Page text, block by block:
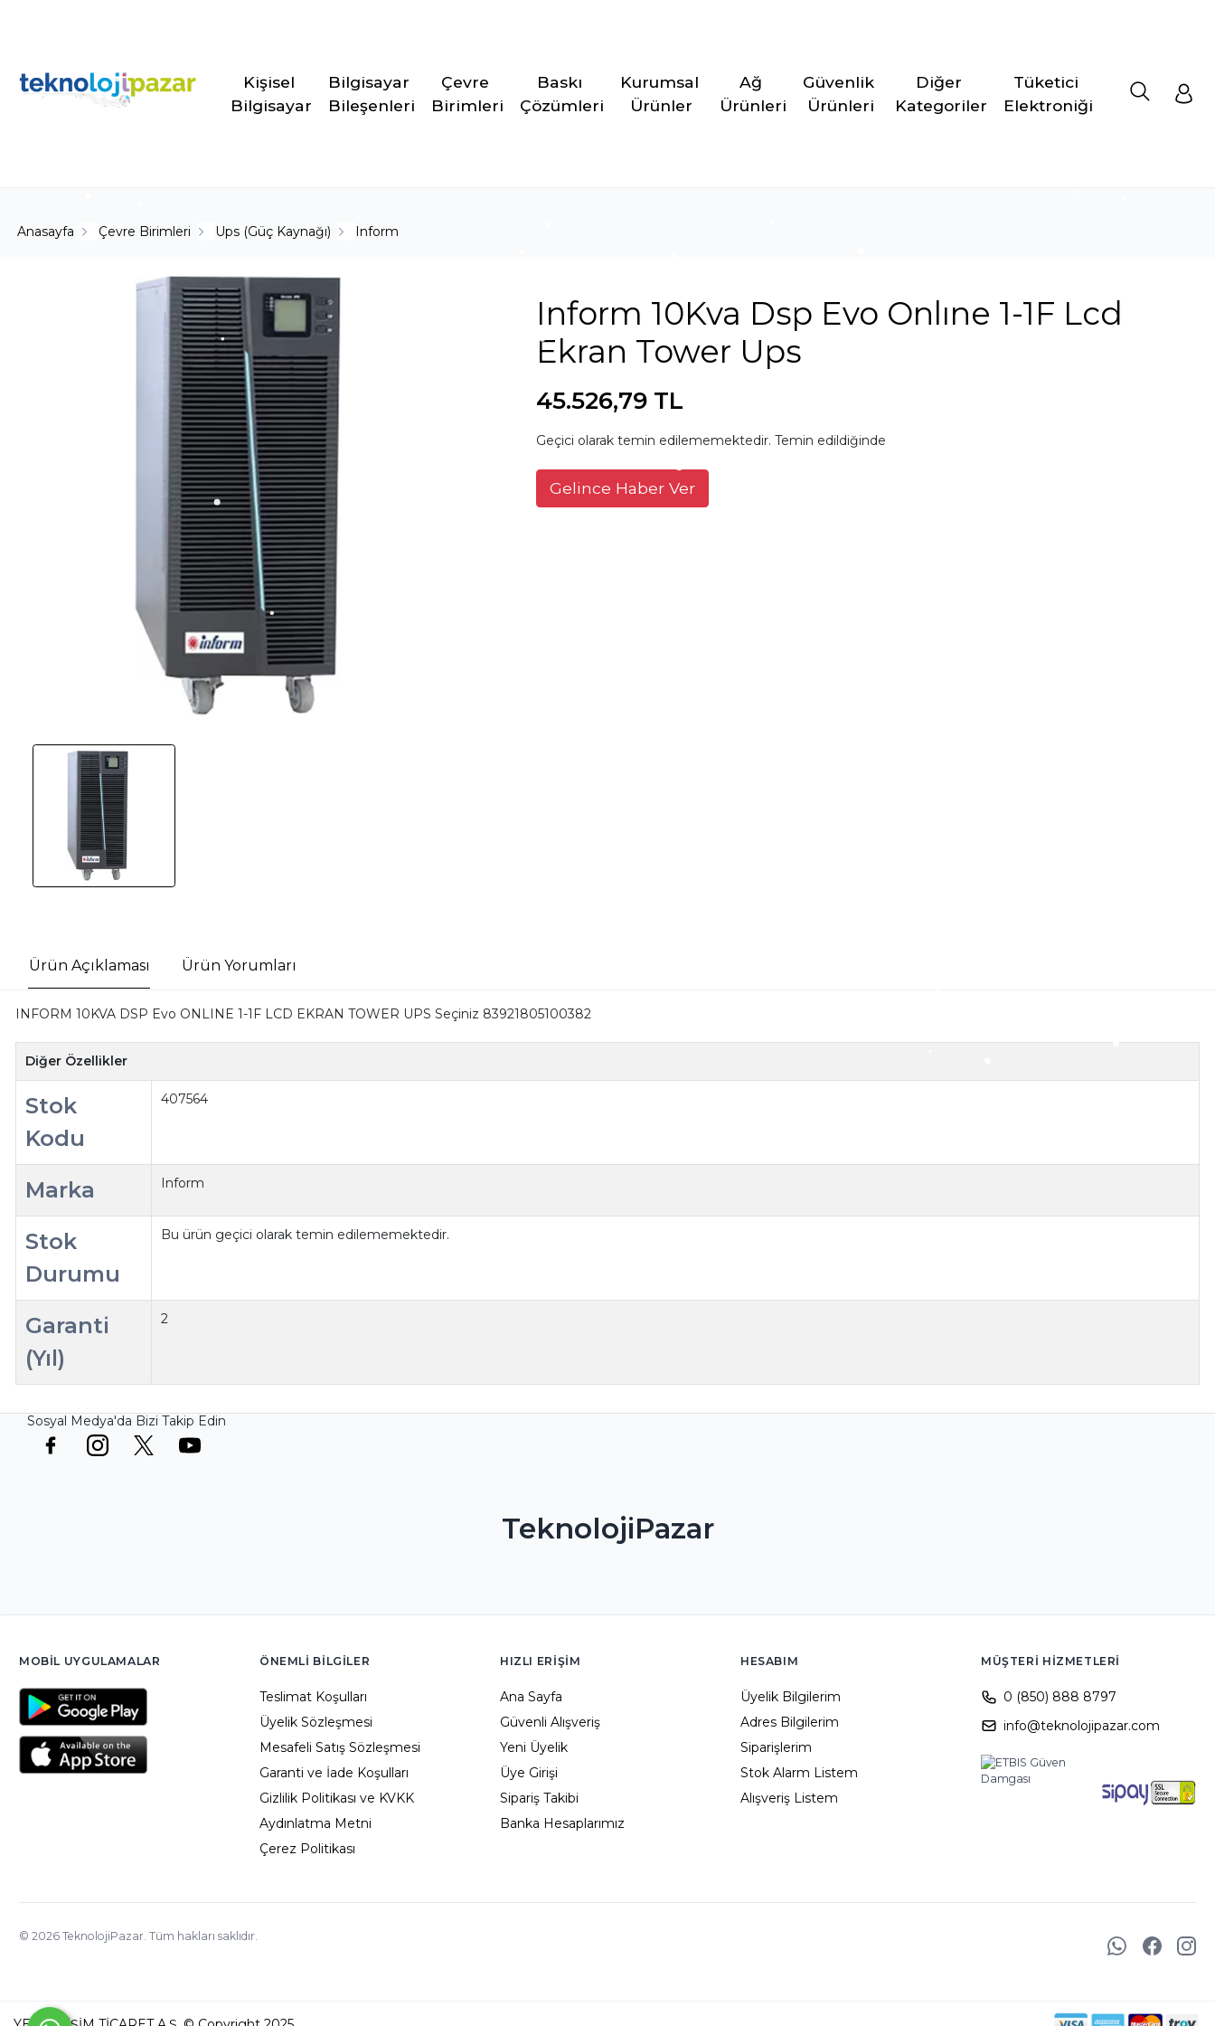
Kişisel
Bilgisayar
Bilgisayar
Bileşenleri
Çevre
Birimleri
Baskı
Çözümleri
Kurumsal
Ürünler
Ağ
Ürünleri
Güvenlik
Ürünleri
Diğer
Kategoriler
Tüketici
Elektroniği
Anasayfa Çevre Birimleri Ups (Güç Kaynağı) Inform
Inform 10Kva Dsp Evo Onlıne 1-1F Lcd
Ekran Tower Ups
45.526,79 TL
Geçici olarak temin edilememektedir. Temin edildiğinde
Gelince Haber Ver
Ürün Açıklaması Ürün Yorumları
INFORM 10KVA DSP Evo ONLINE 1-1F LCD EKRAN TOWER UPS Seçiniz 83921805100382
Diğer Özellikler
Stok
Kodu
407564
Marka Inform
Stok
Durumu
Bu ürün geçici olarak temin edilememektedir.
Garanti
(Yıl)
2
Sosyal Medya'da Bizi Takip Edin
TeknolojiPazar
MOBIL UYGULAMALAR ÖNEMLI BILGILER
Teslimat Koşulları
Üyelik Sözleşmesi
Mesafeli Satış Sözleşmesi
Garanti ve İade Koşulları
Gizlilik Politikası ve KVKK
Aydınlatma Metni
Çerez Politikası
HIZLI ERIŞIM
Ana Sayfa
Güvenli Alışveriş
Yeni Üyelik
Üye Girişi
Sipariş Takibi
Banka Hesaplarımız
HESABIM
Üyelik Bilgilerim
Adres Bilgilerim
Siparişlerim
Stok Alarm Listem
Alışveriş Listem
MÜŞTERI HIZMETLERI
0 (850) 888 8797
info@teknolojipazar.com
© 2026 TeknolojiPazar. Tüm hakları saklıdır.